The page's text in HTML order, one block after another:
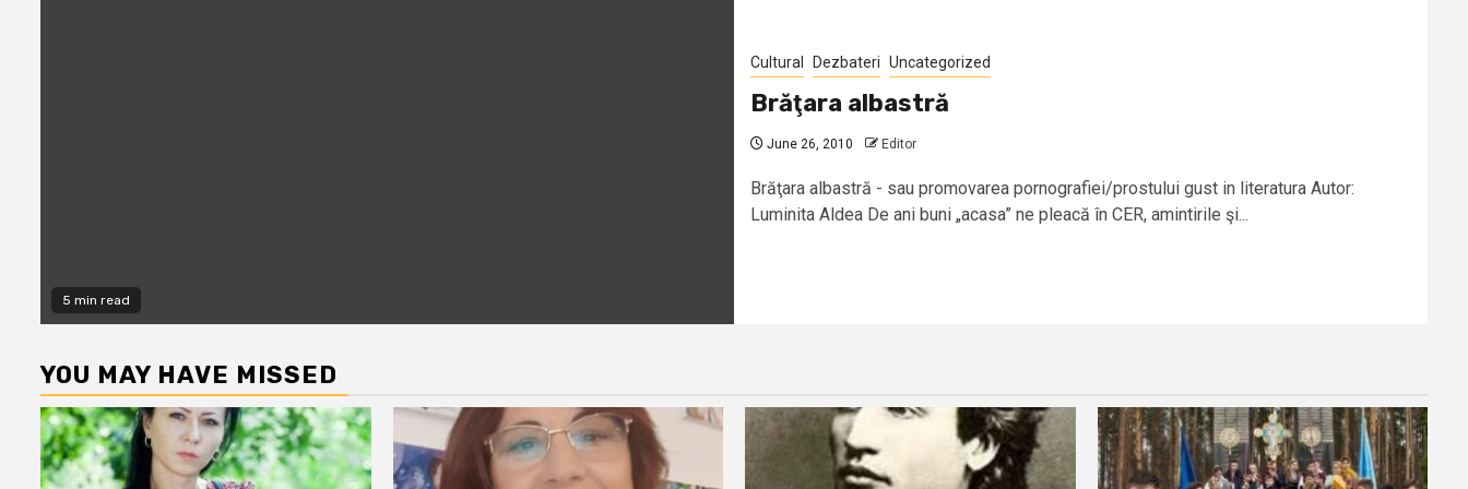
5 min read
Cultural Dezbateri Uncategorized
Brăţara albastră
June 26, 2010 Editor
Brăţara albastră - sau promovarea pornografiei/prostului gust in literatura Autor:
Luminita Aldea De ani buni „acasa” ne pleacă în CER, amintirile şi...
YOU MAY HAVE MISSED